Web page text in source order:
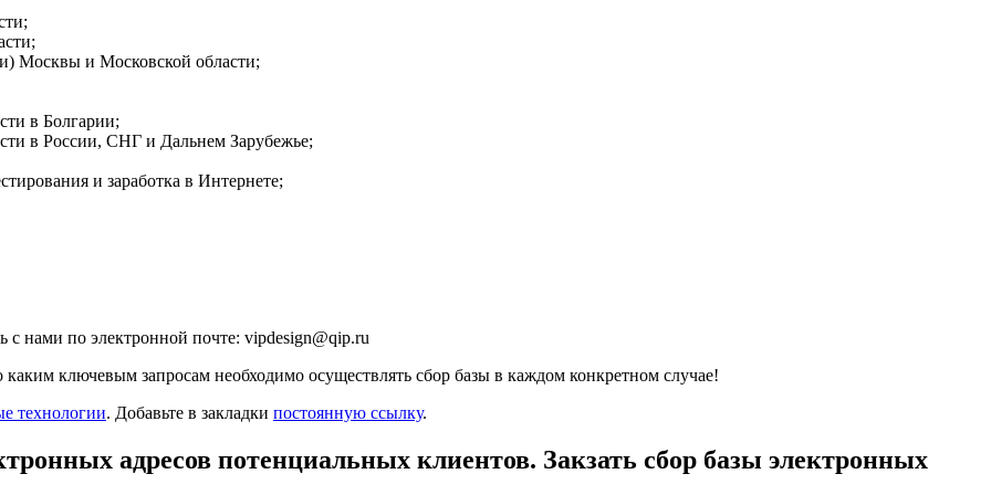
Москвы и Московской области;
в Болгарии;
в России, СНГ и Дальнем Зарубежье;
и заработка в Интернете;
нами по электронной почте: vipdesign@qip.ru
ключевым запросам необходимо осуществлять сбор базы в каждом конкретном случае!
технологии. Добавьте в закладки постоянную ссылку.
адресов потенциальных клиентов. Закзать сбор базы электронных